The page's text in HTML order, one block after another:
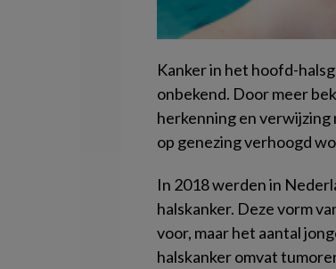
Kanker in het hoofd-
onbekend. Door meer
herkenning en verwijzing
op genezing verhoogd
In 2018 werden in
halskanker. Deze vorm
voor, maar het aantal
halskanker omvat